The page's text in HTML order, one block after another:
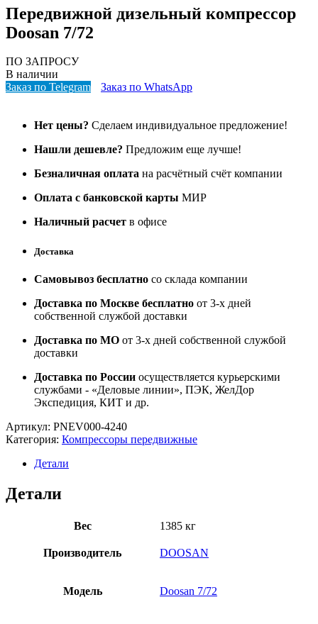
Передвижной дизельный компрессор
Doosan 7/72
ПО ЗАПРОСУ
В наличии
Заказ по Telegram
Заказ по WhatsApp
Нет цены? Сделаем индивидуальное предложение!
Нашли дешевле? Предложим еще лучше!
Безналичная оплата на расчётный счёт компании
Оплата с банковской карты МИР
Наличный расчет в офисе
Доставка
Самовывоз бесплатно со склада компании
Доставка по Москве бесплатно от 3-х дней
собственной службой доставки
Доставка по МО от 3-х дней собственной службой
доставки
Доставка по России осуществляется курьерскими
службами - «Деловые линии», ПЭК, ЖелДор
Экспедиция, КИТ и др.
Артикул: PNEV000-4240
Категория: Компрессоры передвижные
Детали
Детали
Вес 1385 кг
Производитель DOOSAN
Модель Doosan 7/72